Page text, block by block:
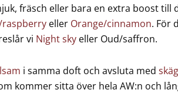
fräsch eller bara en extra boost till
eller Orange/cinnamon. För
vi Night sky eller Oud/saffron.
i samma doft och avsluta med
kommer sitta över hela AW:n och